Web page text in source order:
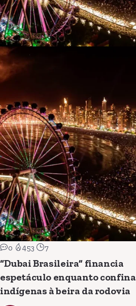
0 453 7
“Dubai Brasileira” financia
espetáculo enquanto confina
indígenas à beira da rodovia